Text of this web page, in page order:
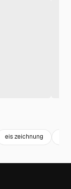
eis zeichnung